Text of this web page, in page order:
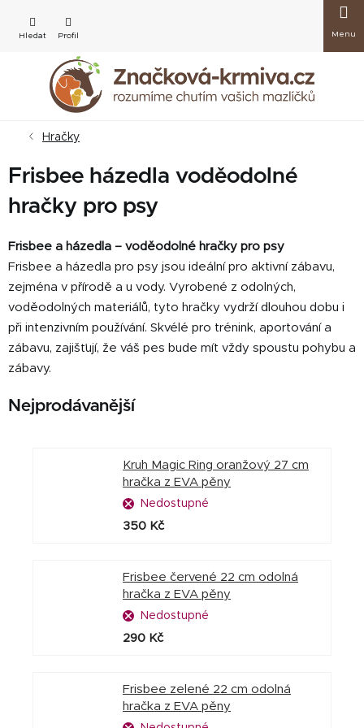
obsah
košík
Hračky
Frisbee házedla voděodolné
hračky pro psy
Frisbee a házedla – voděodolné hračky pro psy
Frisbee a házedla pro psy jsou ideální pro aktivní zábavu,
zejména v přírodě a u vody. Vyrobené z odolných,
voděodolných materiálů, tyto hračky vydrží dlouhou dobu i
při intenzivním používání. Skvélé pro trénink, aportování a
zábavu, zajišťují, že váš pes bude mít vždy spoustu pohybu a
zábavy.
Nejprodávanější
Kruh Magic Ring oranžový 27 cm
hračka z EVA pěny
Nedostupné
350 Kč
Frisbee červené 22 cm odolná
hračka z EVA pěny
Nedostupné
290 Kč
Frisbee zelené 22 cm odolná
hračka z EVA pěny